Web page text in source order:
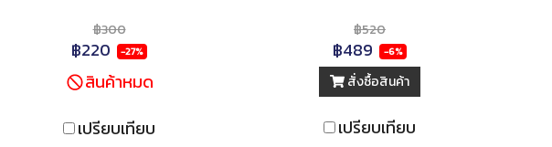
฿300
฿220 -27%
สินค้าหมด
เปรียบเทียบ
฿520
฿489 -6%
สั่งซื้อสินค้า
เปรียบเทียบ